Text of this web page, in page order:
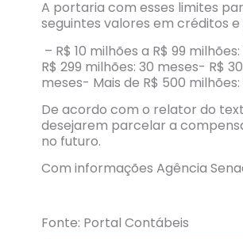
A portaria com esses limites
seguintes valores em créditos
– R$ 10 milhões a R$ 99
R$ 299 milhões: 30 meses- R$
meses- Mais de R$ 500
De acordo com o relator do
desejarem parcelar a
no futuro.
Com informações Agência
Fonte: Portal Contábeis